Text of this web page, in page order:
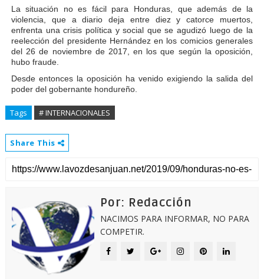
La situación no es fácil para Honduras, que además de la
violencia, que a diario deja entre diez y catorce muertos,
enfrenta una crisis política y social que se agudizó luego de la
reelección del presidente Hernández en los comicios generales
del 26 de noviembre de 2017, en los que según la oposición,
hubo fraude.
Desde entonces la oposición ha venido exigiendo la salida del
poder del gobernante hondureño.
Tags # INTERNACIONALES
Share This
Por: Redacción
NACIMOS PARA INFORMAR, NO PARA
COMPETIR.